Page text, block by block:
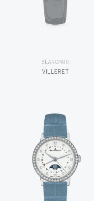
BLANCPAIN
VILLERET